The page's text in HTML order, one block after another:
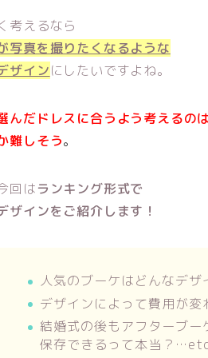
考えるなら
写真を撮りたくなるような
ザインにしたいですよね。
んだドレスに合うよう考えるのは
難しそう。
回はランキング形式で
ザインをご紹介します！
人気のブーケはどんなデザ
デザインによって費用が変
結婚式の後もアフターブー
保存できるって本当？…etc